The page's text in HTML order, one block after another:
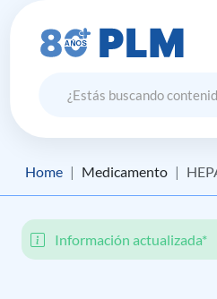
Home Medicamento
Información actualizada*